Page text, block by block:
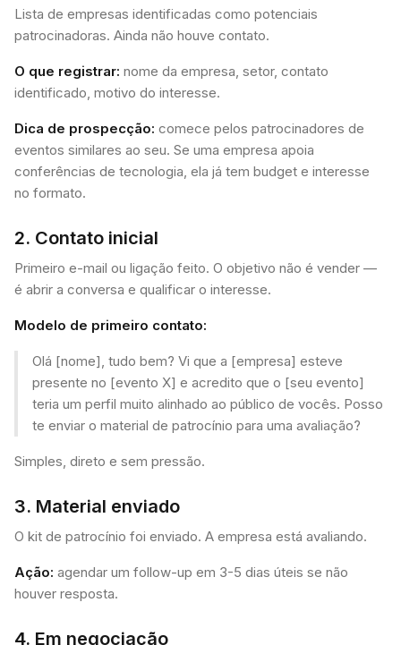
Lista de empresas identificadas como potenciais
patrocinadoras. Ainda não houve contato.
O que registrar: nome da empresa, setor, contato
identificado, motivo do interesse.
Dica de prospecção: comece pelos patrocinadores de
eventos similares ao seu. Se uma empresa apoia
conferências de tecnologia, ela já tem budget e interesse
no formato.
2. Contato inicial
Primeiro e-mail ou ligação feito. O objetivo não é vender —
é abrir a conversa e qualificar o interesse.
Modelo de primeiro contato:
Olá [nome], tudo bem? Vi que a [empresa] esteve
presente no [evento X] e acredito que o [seu evento]
teria um perfil muito alinhado ao público de vocês. Posso
te enviar o material de patrocínio para uma avaliação?
Simples, direto e sem pressão.
3. Material enviado
O kit de patrocínio foi enviado. A empresa está avaliando.
Ação: agendar um follow-up em 3-5 dias úteis se não
houver resposta.
4. Em negociação